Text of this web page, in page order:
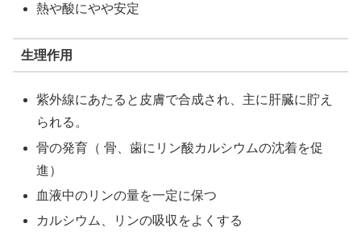
熱や酸にやや安定
生理作用
紫外線にあたると皮膚で合成され、主に肝臓に貯え
られる。
骨の発育（ 骨、歯にリン酸カルシウムの沈着を促
進）
血液中のリンの量を一定に保つ
カルシウム、リンの吸収をよくする